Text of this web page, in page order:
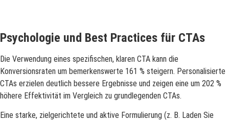
Psychologie und Best Practices für CTAs
Die Verwendung eines spezifischen, klaren CTA kann die
Konversionsraten um bemerkenswerte 161 % steigern. Personalisierte
CTAs erzielen deutlich bessere Ergebnisse und zeigen eine um 202 %
höhere Effektivität im Vergleich zu grundlegenden CTAs.
Eine starke, zielgerichtete und aktive Formulierung (z. B. Laden Sie